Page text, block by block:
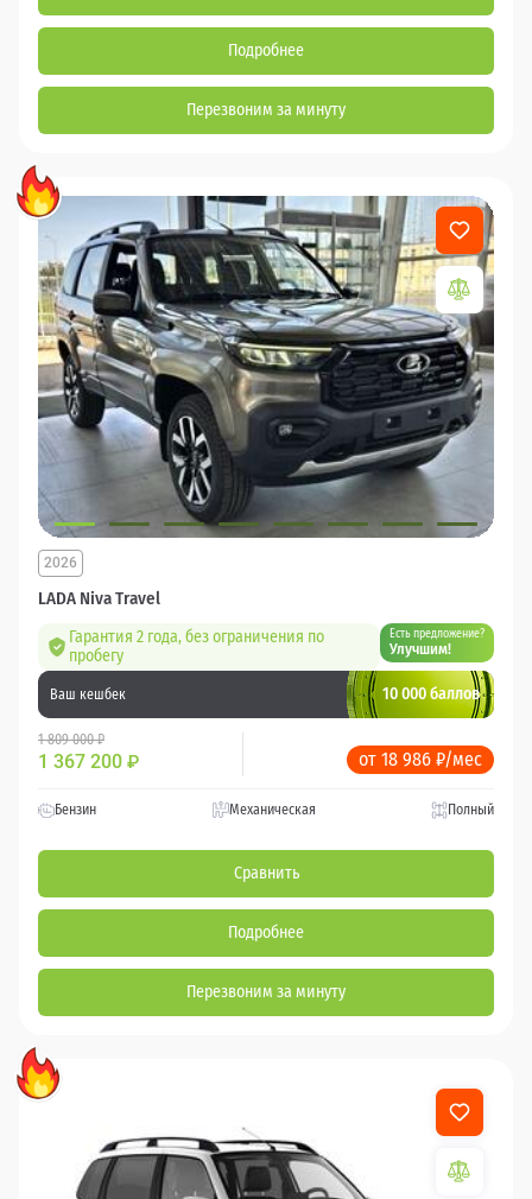
Подробнее
Перезвоним за минуту
LADA Niva Travel
2026
Гарантия 2 года, без ограничения по
пробегу
Есть предложение?
Улучшим!
Ваш кешбек 10 000 баллов
1 809 000 ₽
1 367 200 ₽ от 18 986 ₽/мес
Бензин Механическая Полный
Сравнить
Подробнее
Перезвоним за минуту